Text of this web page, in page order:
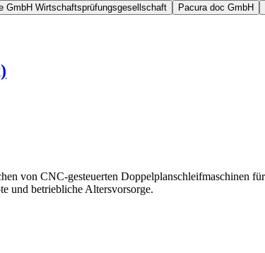
GmbH Wirtschaftsprüfungsgesellschaft Pacura doc GmbH
von CNC-gesteuerten Doppelplanschleifmaschinen
und betriebliche Altersvorsorge.